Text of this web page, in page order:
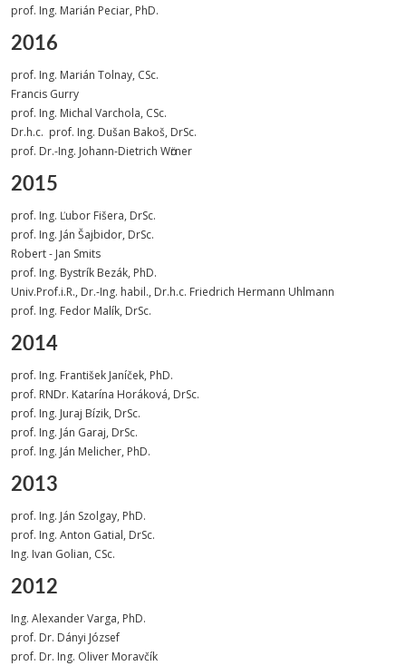
prof. Ing. Marián Peciar, PhD.
2016
prof. Ing. Marián Tolnay, CSc.
Francis Gurry
prof. Ing. Michal Varchola, CSc.
Dr.h.c. prof. Ing. Dušan Bakoš, DrSc.
prof. Dr.-Ing. Johann-Dietrich Wӧrner
2015
prof. Ing. Ľubor Fišera, DrSc.
prof. Ing. Ján Šajbidor, DrSc.
Robert - Jan Smits
prof. Ing. Bystrík Bezák, PhD.
Univ.Prof.i.R., Dr.-Ing. habil., Dr.h.c. Friedrich Hermann Uhlmann
prof. Ing. Fedor Malík, DrSc.
2014
prof. Ing. František Janíček, PhD.
prof. RNDr. Katarína Horáková, DrSc.
prof. Ing. Juraj Bízik, DrSc.
prof. Ing. Ján Garaj, DrSc.
prof. Ing. Ján Melicher, PhD.
2013
prof. Ing. Ján Szolgay, PhD.
prof. Ing. Anton Gatial, DrSc.
Ing. Ivan Golian, CSc.
2012
Ing. Alexander Varga, PhD.
prof. Dr. Dányi József
prof. Dr. Ing. Oliver Moravčík